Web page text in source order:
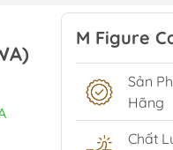
M Figure
Sản
Hãng
Chất